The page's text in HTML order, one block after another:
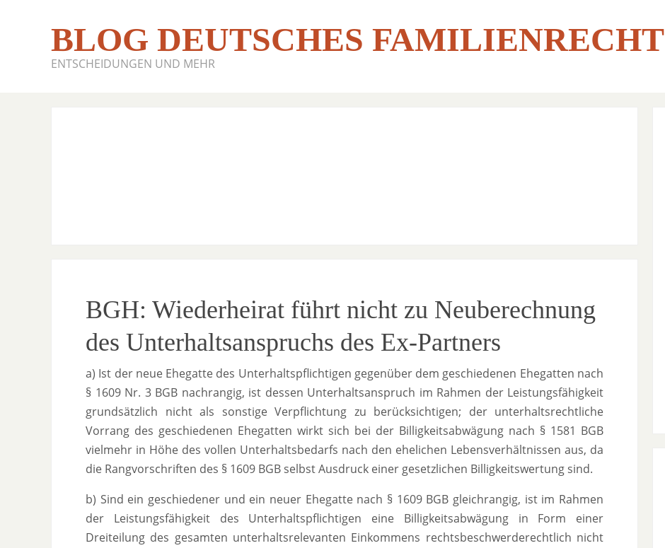
BLOG DEUTSCHES FAMILIENRECHT
ENTSCHEIDUNGEN UND MEHR
BGH: Wiederheirat führt nicht zu Neuberechnung
des Unterhaltsanspruchs des Ex-Partners
a) Ist der neue Ehegatte des Unterhaltspflichtigen gegenüber dem geschiedenen Ehegatten nach
§ 1609 Nr. 3 BGB nachrangig, ist dessen Unterhaltsanspruch im Rahmen der Leistungsfähigkeit
grundsätzlich nicht als sonstige Verpflichtung zu berücksichtigen; der unterhaltsrechtliche
Vorrang des geschiedenen Ehegatten wirkt sich bei der Billigkeitsabwägung nach § 1581 BGB
vielmehr in Höhe des vollen Unterhaltsbedarfs nach den ehelichen Lebensverhältnissen aus, da
die Rangvorschriften des § 1609 BGB selbst Ausdruck einer gesetzlichen Billigkeitswertung sind.
b) Sind ein geschiedener und ein neuer Ehegatte nach § 1609 BGB gleichrangig, ist im Rahmen
der Leistungsfähigkeit des Unterhaltspflichtigen eine Billigkeitsabwägung in Form einer
Dreiteilung des gesamten unterhaltsrelevanten Einkommens rechtsbeschwerderechtlich nicht